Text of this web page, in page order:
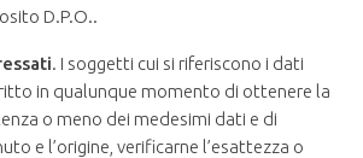
D.P.O..
. I soggetti cui si riferiscono i dati
in qualunque momento di ottenere la
o meno dei medesimi dati e di
e l’origine, verificarne l’esattezza o